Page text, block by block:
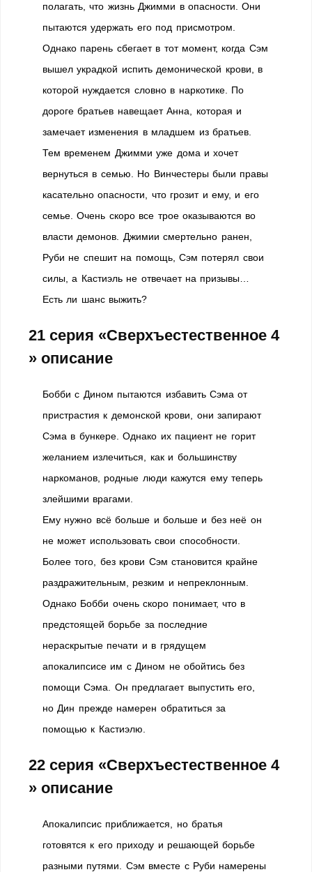
полагать, что жизнь Джимми в опасности. Они
пытаются удержать его под присмотром.
Однако парень сбегает в тот момент, когда Сэм
вышел украдкой испить демонической крови, в
которой нуждается словно в наркотике. По
дороге братьев навещает Анна, которая и
замечает изменения в младшем из братьев.
Тем временем Джимми уже дома и хочет
вернуться в семью. Но Винчестеры были правы
касательно опасности, что грозит и ему, и его
семье. Очень скоро все трое оказываются во
власти демонов. Джимии смертельно ранен,
Руби не спешит на помощь, Сэм потерял свои
силы, а Кастиэль не отвечает на призывы…
Есть ли шанс выжить?
21 серия «Сверхъестественное 4
» описание
Бобби с Дином пытаются избавить Сэма от
пристрастия к демонской крови, они запирают
Сэма в бункере. Однако их пациент не горит
желанием излечиться, как и большинству
наркоманов, родные люди кажутся ему теперь
злейшими врагами.
Ему нужно всё больше и больше и без неё он
не может использовать свои способности.
Более того, без крови Сэм становится крайне
раздражительным, резким и непреклонным.
Однако Бобби очень скоро понимает, что в
предстоящей борьбе за последние
нераскрытые печати и в грядущем
апокалипсисе им с Дином не обойтись без
помощи Сэма. Он предлагает выпустить его,
но Дин прежде намерен обратиться за
помощью к Кастиэлю.
22 серия «Сверхъестественное 4
» описание
Апокалипсис приближается, но братья
готовятся к его приходу и решающей борьбе
разными путями. Сэм вместе с Руби намерены